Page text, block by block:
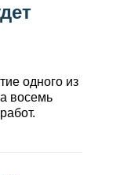
одного из
восемь